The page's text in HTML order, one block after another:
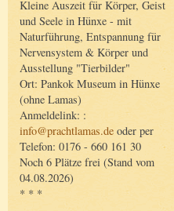
Kleine Auszeit für Körper, Geist
und Seele in Hünxe - mit
Naturführung, Entspannung für
Nervensystem & Körper und
Ausstellung "Tierbilder"
Ort: Pankok Museum in Hünxe
(ohne Lamas)
Anmeldelink: :
info@prachtlamas.de oder per
Telefon: 0176 - 660 161 30
Noch 6 Plätze frei (Stand vom
04.08.2026)
* * *